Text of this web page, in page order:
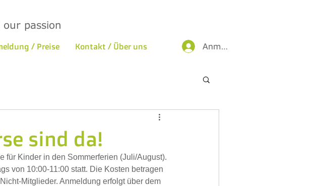
passion
/ Preise Kontakt / Über uns Anmelden
sind da!
für Kinder in den Sommerferien (Juli/August).
von 10:00-11:00 statt. Die Kosten betragen
Mitglieder. Anmeldung erfolgt über dem